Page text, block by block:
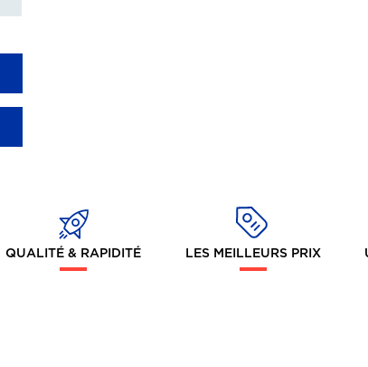
QUALITÉ & RAPIDITÉ LES MEILLEURS PRIX